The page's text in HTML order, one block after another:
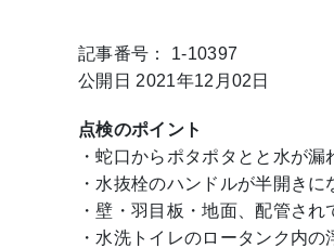
記事番号： 1-10397
公開日 2021年12月02日
点検のポイント
・蛇口からポタポタとと水が
・水抜栓のハンドルが半開きに
・壁・羽目板・地面、配管さ
・水洗トイレのロータンク内